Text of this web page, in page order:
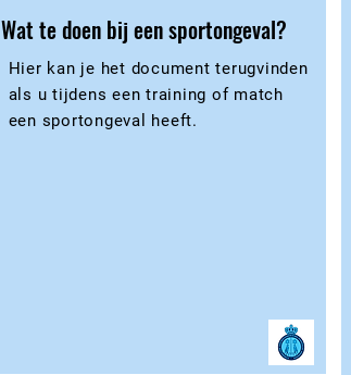
Wat te doen bij een sportongeval?
Hier kan je het document terugvinden
als u tijdens een training of match
een sportongeval heeft.